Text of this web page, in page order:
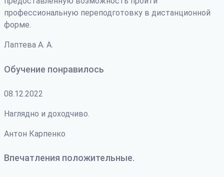
профессиональную переподготовку в дистанционной
форме.
Лаптева А. А.
Обучение понравилось
08.12.2022
Наглядно и доходчиво.
Антон Карпенко
Впечатления положительные.